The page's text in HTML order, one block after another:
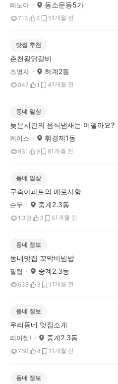
레노아 동소문동5가
713 4 51개월 전
맛집 추천
춘천왕닭갈비
조명자 하계2동
847 1 41개월 전
동네 일상
늦은시간의 음식냄새는 어떨까요?
케이스 휘경제1동
931 9 81개월 전
동네 일상
구축아파트의 애로사항
순무 중계2.3동
1.3천 3 51개월 전
동네 정보
동네맛집 꼬막비빔밥
필립 중계2.3동
638 3 1 1개월 전
동네 정보
우리동네 맛집소개
레이첼! 중계2.3동
760 4 1 1개월 전
동네 정보